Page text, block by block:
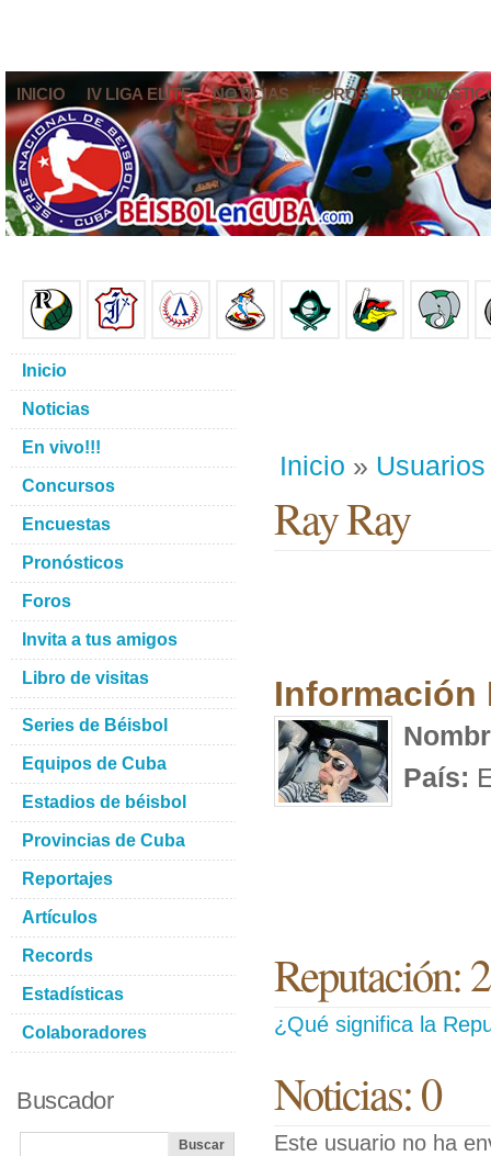
INICIO IV LIGA ELITE NOTICIAS FOROS
Inicio » Usuarios
Ray Ray
Información
País:
Reputación:
¿Qué significa la
Noticias: 0
Este usuario no ha
Inicio
Noticias
En vivo!!!
Concursos
Encuestas
Pronósticos
Foros
Invita a tus amigos
Libro de visitas
Series de Béisbol
Equipos de Cuba
Estadios de béisbol
Provincias de Cuba
Reportajes
Artículos
Records
Estadísticas
Colaboradores
Buscador